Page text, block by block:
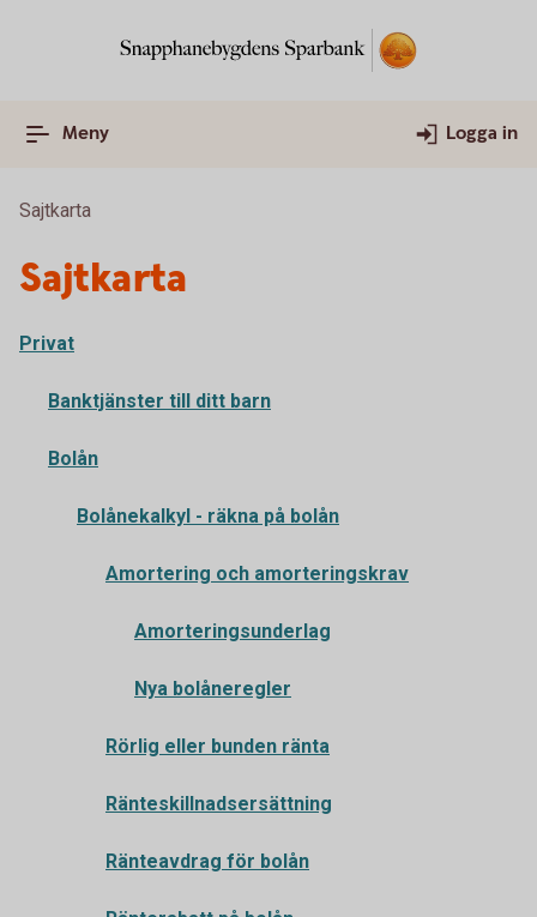
Meny Logga in
Sajtkarta
Sajtkarta
Privat
Banktjänster till ditt barn
Bolån
Bolånekalkyl - räkna på bolån
Amortering och amorteringskrav
Amorteringsunderlag
Nya bolåneregler
Rörlig eller bunden ränta
Ränteskillnadsersättning
Ränteavdrag för bolån